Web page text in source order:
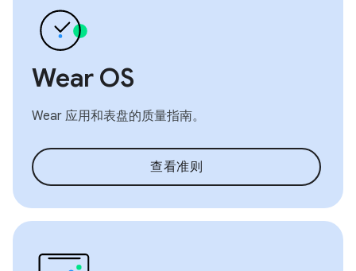
Wear OS
Wear 应用和表盘的质量指南。
查看准则